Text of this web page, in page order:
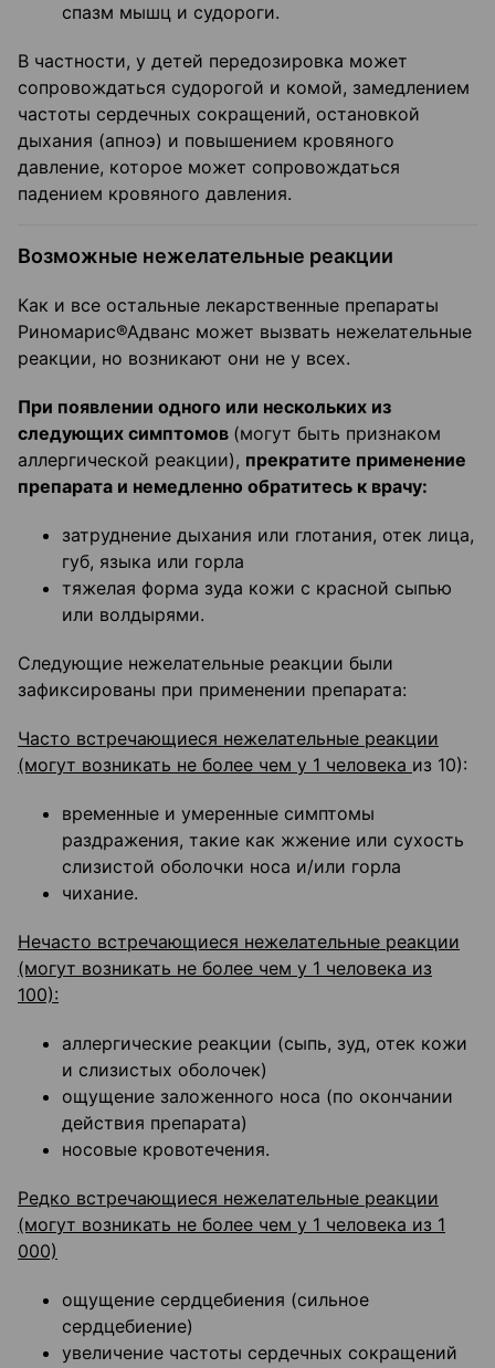
спазм мышц и судороги.
В частности, у детей передозировка может
сопровождаться судорогой и комой, замедлением
частоты сердечных сокращений, остановкой
дыхания (апноэ) и повышением кровяного
давление, которое может сопровождаться
падением кровяного давления.
Возможные нежелательные реакции
Как и все остальные лекарственные препараты
Риномарис®Адванс может вызвать нежелательные
реакции, но возникают они не у всех.
При появлении одного или нескольких из
следующих симптомов (могут быть признаком
аллергической реакции), прекратите применение
препарата и немедленно обратитесь к врачу:
затруднение дыхания или глотания, отек лица,
губ, языка или горла
тяжелая форма зуда кожи с красной сыпью
или волдырями.
Следующие нежелательные реакции были
зафиксированы при применении препарата:
Часто встречающиеся нежелательные реакции
(могут возникать не более чем у 1 человека из 10):
временные и умеренные симптомы
раздражения, такие как жжение или сухость
слизистой оболочки носа и/или горла
чихание.
Нечасто встречающиеся нежелательные реакции
(могут возникать не более чем у 1 человека из
100):
аллергические реакции (сыпь, зуд, отек кожи
и слизистых оболочек)
ощущение заложенного носа (по окончании
действия препарата)
носовые кровотечения.
Редко встречающиеся нежелательные реакции
(могут возникать не более чем у 1 человека из 1
000)
ощущение сердцебиения (сильное
сердцебиение)
увеличение частоты сердечных сокращений